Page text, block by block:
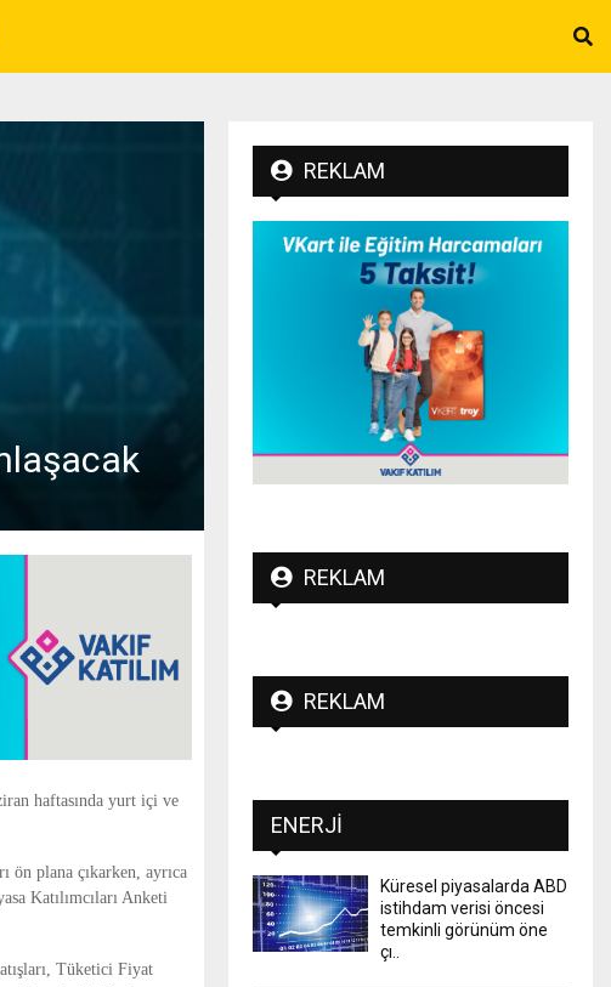
haftasında yurt içi ve
ön plana çıkarken, ayrıca
Katılımcıları Anketi
Tüketici Fiyat
REKLAM
REKLAM
REKLAM
ENERJI
Küresel piyasalarda ABD
istihdam verisi öncesi
temkinli görünüm öne
çı..